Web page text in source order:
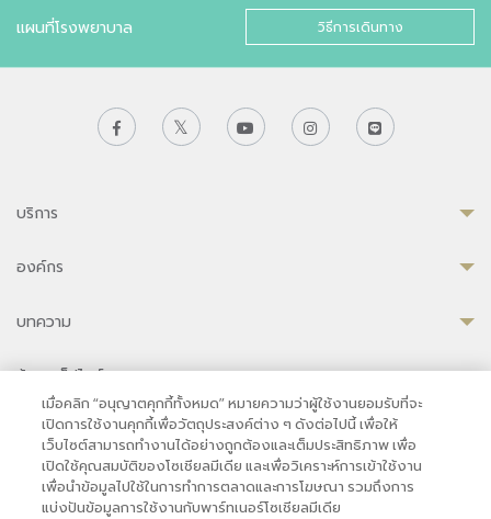
แผนที่โรงพยาบาล วิธีการเดินทาง
บริการ
องค์กร
บทความ
ข้อมูลเว็ปไซต์
ความเป็นส่วนตัว | เงื่อนไขการใช้งาน | นโยบายคุกกี้
© 2569 โรงพยาบาลบำรุงราษฎร์ในกรุงเทพ
ที่ได้รับการรับรองจาก JCI มาตรฐานโรงพยาบาลระดับสากล
เมื่อคลิก “อนุญาตคุกกี้ทั้งหมด” หมายความว่าผู้ใช้งานยอมรับที่จะ
เปิดการใช้งานคุกกี้เพื่อวัตถุประสงค์ต่าง ๆ ดังต่อไปนี้ เพื่อให้
เว็บไซต์สามารถทำงานได้อย่างถูกต้องและเต็มประสิทธิภาพ เพื่อ
เปิดใช้คุณสมบัติของโซเชียลมีเดีย และเพื่อวิเคราะห์การเข้าใช้งาน
เพื่อนำข้อมูลไปใช้ในการทำการตลาดและการโฆษณา รวมถึงการ
แบ่งปันข้อมูลการใช้งานกับพาร์ทเนอร์โซเชียลมีเดีย